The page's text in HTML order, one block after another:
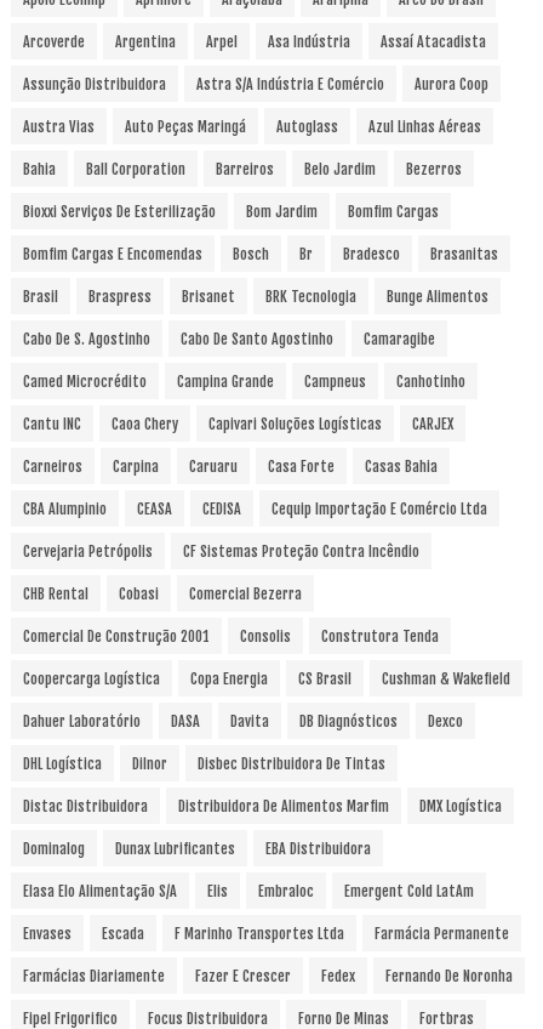
Arcoverde Argentina Arpel Asa Indústria Assaí Atacadista
Assunção Distribuidora Astra S/A Indústria E Comércio Aurora Coop
Austra Vias Auto Peças Maringá Autoglass Azul Linhas Aéreas
Bahia Ball Corporation Barreiros Belo Jardim Bezerros
Bioxxi Serviços De Esterilização Bom Jardim Bomfim Cargas
Bomfim Cargas E Encomendas Bosch Br Bradesco Brasanitas
Brasil Braspress Brisanet BRK Tecnologia Bunge Alimentos
Cabo De S. Agostinho Cabo De Santo Agostinho Camaragibe
Camed Microcrédito Campina Grande Campneus Canhotinho
Cantu INC Caoa Chery Capivari Soluções Logísticas CARJEX
Carneiros Carpina Caruaru Casa Forte Casas Bahia
CBA Alumpinio CEASA CEDISA Cequip Importação E Comércio Ltda
Cervejaria Petrópolis CF Sistemas Proteção Contra Incêndio
CHB Rental Cobasi Comercial Bezerra
Comercial De Construção 2001 Consolis Construtora Tenda
Coopercarga Logística Copa Energia CS Brasil Cushman & Wakefield
Dahuer Laboratório DASA Davita DB Diagnósticos Dexco
DHL Logística Dilnor Disbec Distribuidora De Tintas
Distac Distribuidora Distribuidora De Alimentos Marfim DMX Logística
Dominalog Dunax Lubrificantes EBA Distribuidora
Elasa Elo Alimentação S/A Elis Embraloc Emergent Cold LatAm
Envases Escada F Marinho Transportes Ltda Farmácia Permanente
Farmácias Diariamente Fazer E Crescer Fedex Fernando De Noronha
Fipel Frigorifico Focus Distribuidora Forno De Minas Fortbras